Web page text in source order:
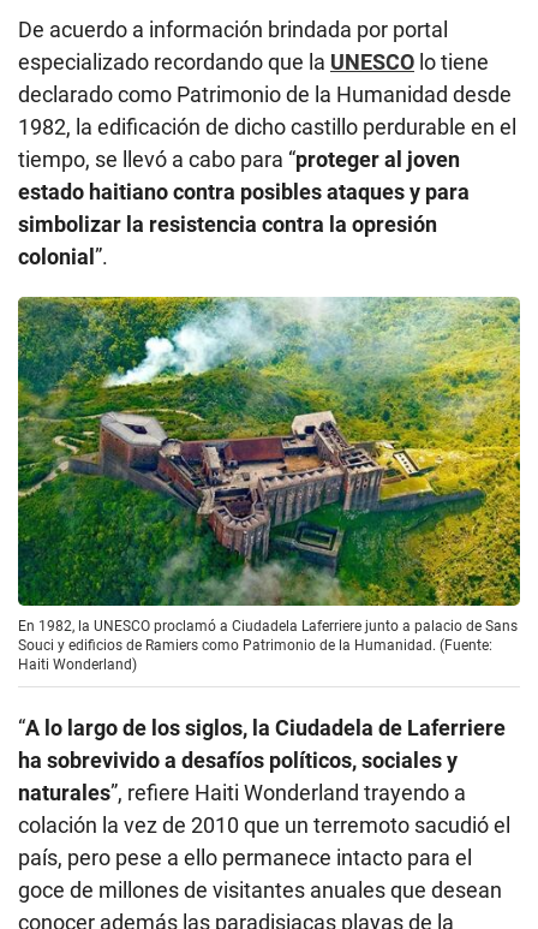
De acuerdo a información brindada por portal
especializado recordando que la UNESCO lo tiene
declarado como Patrimonio de la Humanidad desde
1982, la edificación de dicho castillo perdurable en el
tiempo, se llevó a cabo para “proteger al joven
estado haitiano contra posibles ataques y para
simbolizar la resistencia contra la opresión
colonial ”.
En 1982, la UNESCO proclamó a Ciudadela Laferriere junto a palacio de Sans
Souci y edificios de Ramiers como Patrimonio de la Humanidad. (Fuente:
Haiti Wonderland)
“A lo largo de los siglos, la Ciudadela de Laferriere
ha sobrevivido a desafíos políticos, sociales y
naturales”, refiere Haiti Wonderland trayendo a
colación la vez de 2010 que un terremoto sacudió el
país, pero pese a ello permanece intacto para el
goce de millones de visitantes anuales que desean
conocer además las paradisiacas playas de la